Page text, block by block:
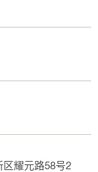
区耀元路58号2